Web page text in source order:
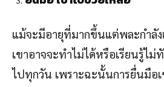
แม้จะมีอายุที่มากขึ้นแต่พละกำลัง
เขาอาจจะทำไม่ได้หรือเรียนรู้ไม่
ไปทุกวัน เพราะฉะนั้นการยื่นมือ